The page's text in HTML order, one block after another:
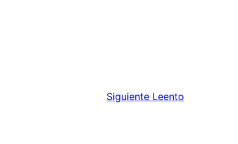
Siguiente Leento